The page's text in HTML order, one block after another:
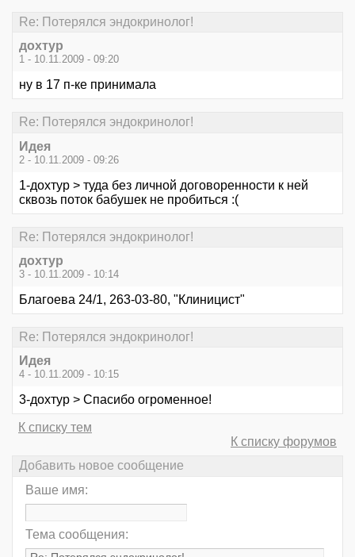
Re: Потерялся эндокринолог!
дохтур
1 - 10.11.2009 - 09:20
ну в 17 п-ке принимала
Re: Потерялся эндокринолог!
Идея
2 - 10.11.2009 - 09:26
1-дохтур > туда без личной договоренности к ней
сквозь поток бабушек не пробиться :(
Re: Потерялся эндокринолог!
дохтур
3 - 10.11.2009 - 10:14
Благоева 24/1, 263-03-80, "Клиницист"
Re: Потерялся эндокринолог!
Идея
4 - 10.11.2009 - 10:15
3-дохтур > Спасибо огроменное!
К списку тем
К списку форумов
Добавить новое сообщение
Ваше имя:
Тема сообщения: